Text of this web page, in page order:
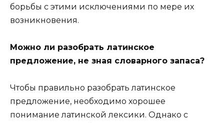
борьбы с этими исключениями по мере их
возникновения.
Можно ли разобрать латинское
предложение, не зная словарного запаса?
Чтобы правильно разобрать латинское
предложение, необходимо хорошее
понимание латинской лексики. Однако с